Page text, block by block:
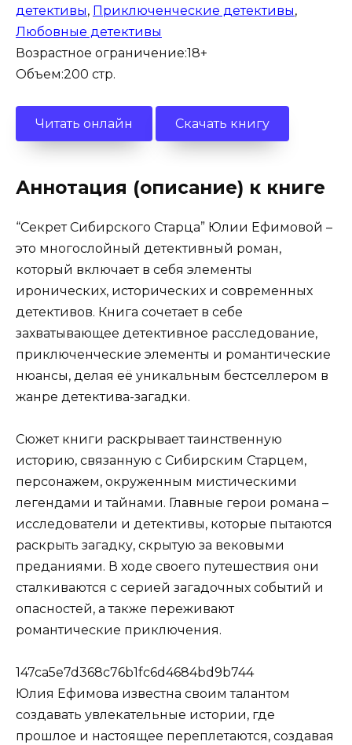
детективы, Приключенческие детективы,
Любовные детективы
Возрастное ограничение:18+
Объем:200 стр.
Читать онлайн Скачать книгу
Аннотация (описание) к книге
“Секрет Сибирского Старца” Юлии Ефимовой –
это многослойный детективный роман,
который включает в себя элементы
иронических, исторических и современных
детективов. Книга сочетает в себе
захватывающее детективное расследование,
приключенческие элементы и романтические
нюансы, делая её уникальным бестселлером в
жанре детектива-загадки.
Сюжет книги раскрывает таинственную
историю, связанную с Сибирским Старцем,
персонажем, окруженным мистическими
легендами и тайнами. Главные герои романа –
исследователи и детективы, которые пытаются
раскрыть загадку, скрытую за вековыми
преданиями. В ходе своего путешествия они
сталкиваются с серией загадочных событий и
опасностей, а также переживают
романтические приключения.
147ca5e7d368c76b1fc6d4684bd9b744
Юлия Ефимова известна своим талантом
создавать увлекательные истории, где
прошлое и настоящее переплетаются, создавая